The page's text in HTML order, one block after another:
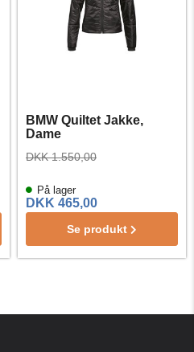
BMW Quiltet Jakke,
Dame
På lager
DKK 1.550,00
DKK 465,00
Se produkt